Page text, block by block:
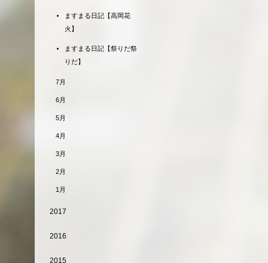
ますまる日記【高岡花
火】
ますまる日記【祭りだ祭
りだ】
7月
6月
5月
4月
3月
2月
1月
2017
2016
2015